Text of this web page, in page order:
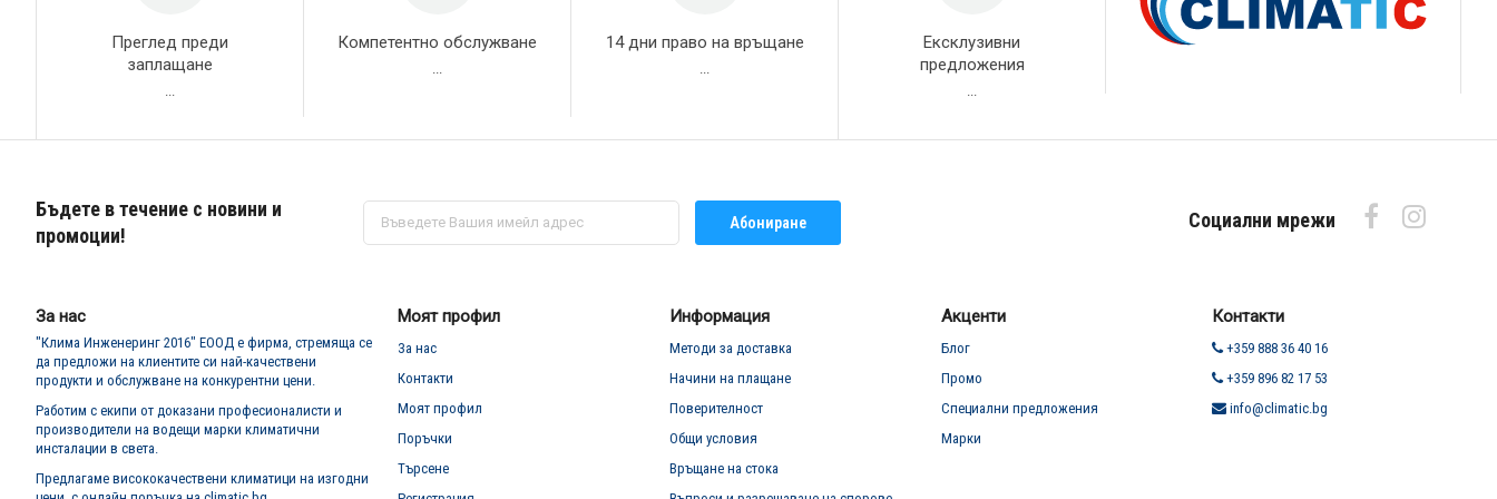
Преглед преди
заплащане
Компетентно обслужване 14 дни право на връщане
Ексклузивни
предложения
Бъдете в течение с новини и
промоции!
Абонирай
за
Абониране Социални мрежи
За нас
"Клима Инженеринг 2016" ЕООД е фирма, стремяща се
да предложи на клиентите си най-качествени
продукти и обслужване на конкурентни цени.
Работим с екипи от доказани професионалисти и
производители на водещи марки климатични
инсталации в света.
Предлагаме висококачествени климатици на изгодни
Моят профил
За нас
Контакти
Моят профил
Поръчки
Търсене
Информация
Методи за доставка
Начини на плащане
Поверителност
Общи условия
Връщане на стока
Акценти
Блог
Промо
Специални предложения
Марки
Контакти
+359 888 36 40 16
+359 896 82 17 53
info@climatic.bg